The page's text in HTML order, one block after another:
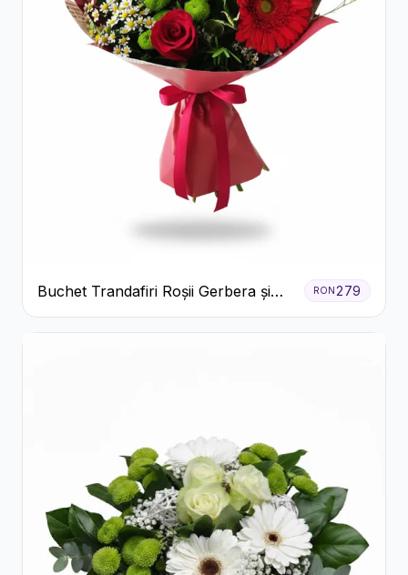
Buchet Trandafiri Roșii Gerbera și
Verdeață
RON279